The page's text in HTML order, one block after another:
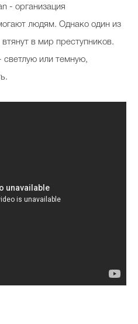
- организация
людям. Однако один из
в мир преступников.
светлую или темную,